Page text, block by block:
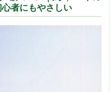
者にもやさしい